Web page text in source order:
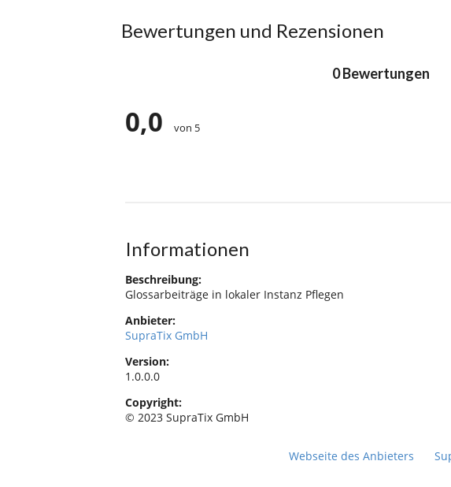
Bewertungen und Rezensionen
0,0 von 5
0 Bewertungen
Informationen
Beschreibung:
Glossarbeiträge in lokaler Instanz Pflegen
Anbieter:
SupraTix GmbH
Version:
1.0.0.0
Copyright:
© 2023 SupraTix GmbH
Webseite des Anbieters